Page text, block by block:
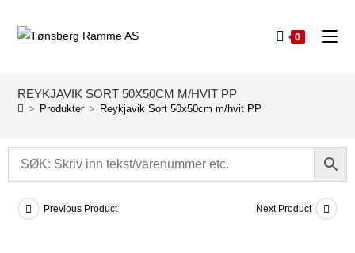
0
REYKJAVIK SORT 50X50CM M/HVIT PP
> Produkter > Reykjavik Sort 50x50cm m/hvit PP
Previous Product Next Product